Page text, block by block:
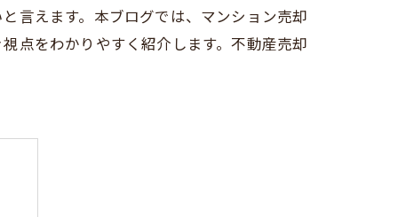
言えます。本ブログでは、マンション売却
点をわかりやすく紹介します。不動産売却